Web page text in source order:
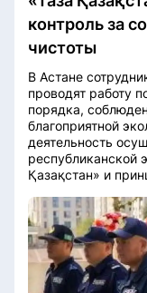
контроль за
чистоты
В Астане
проводят работу
порядка,
благоприятной
деятельность
республиканской
Қазақстан» и